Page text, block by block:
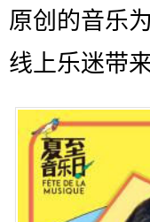
原创的音乐
线上乐迷带